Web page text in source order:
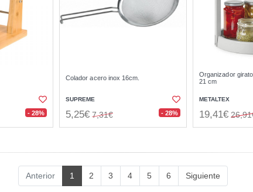
- 28%
Colador acero inox 16cm.
SUPREME
5,25€ 7,31€ - 28%
Organizador
21 cm
METALTEX
19,41€
Anterior 1 2 3 4 5 6 Siguiente